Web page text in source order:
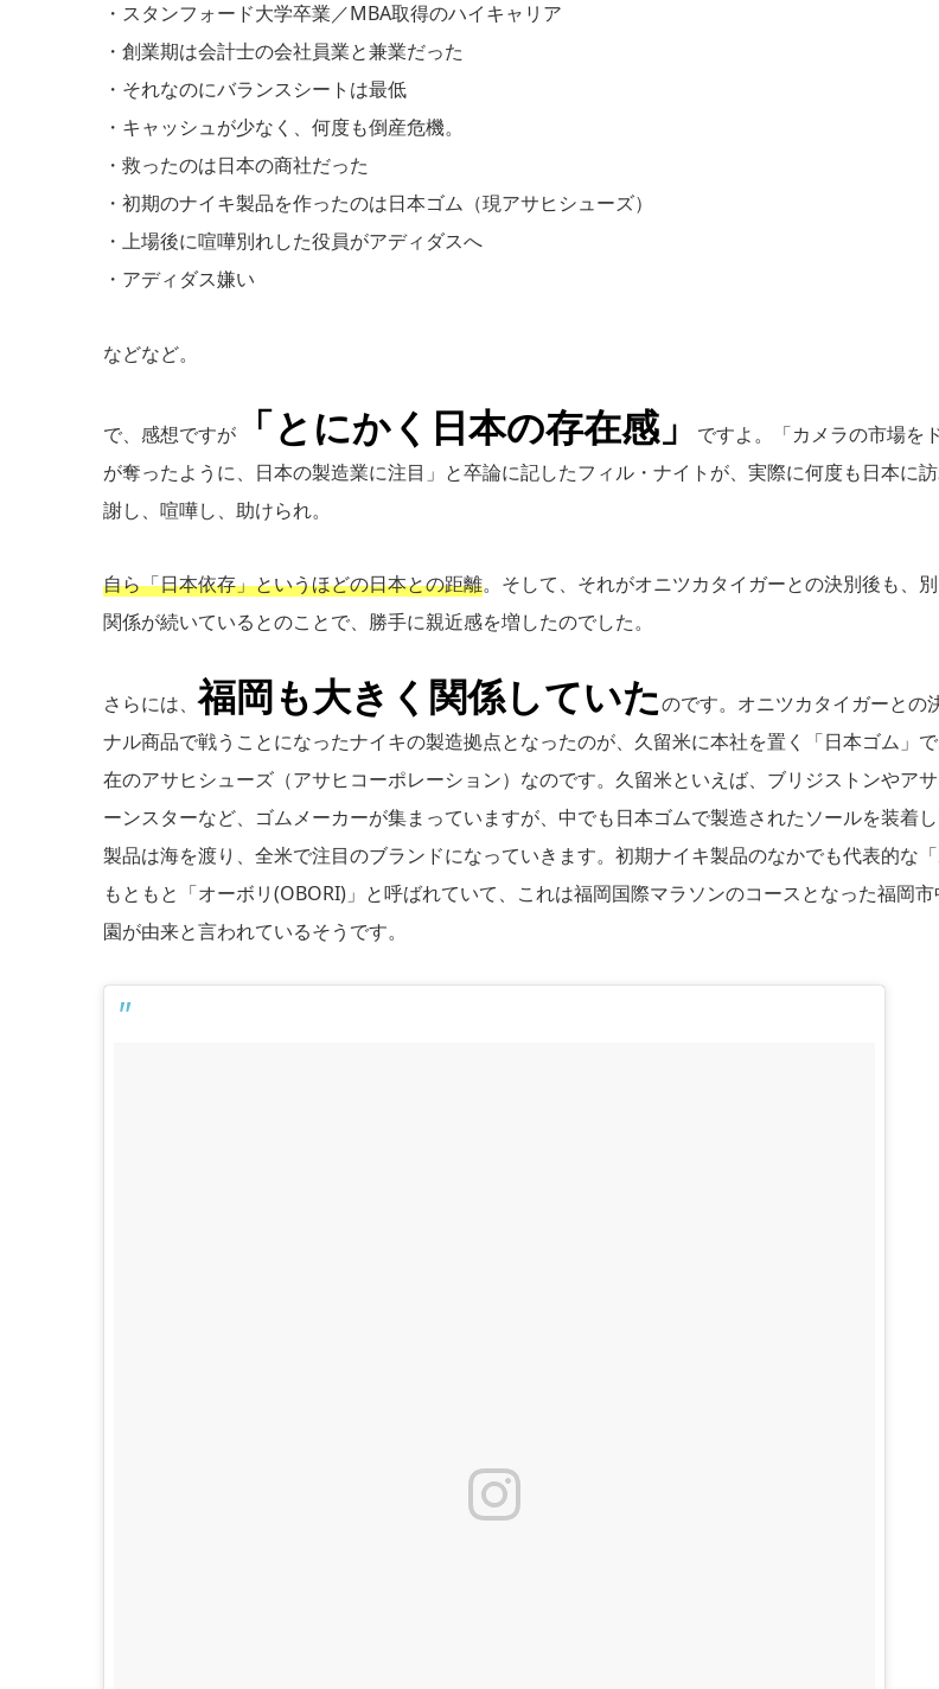
・スタンフォード大学卒業／MBA取得のハイキャリア
・創業期は会計士の会社員業と兼業だった
・それなのにバランスシートは最低
・キャッシュが少なく、何度も倒産危機。
・救ったのは日本の商社だった
・初期のナイキ製品を作ったのは日本ゴム（現アサヒシューズ）
・上場後に喧嘩別れした役員がアディダスへ
・アディダス嫌い
などなど。
で、感想ですが 「とにかく日本の存在感」
ですよ。「カメラの市場を
が奪ったように、日本の製造業に注目」と卒論に記したフィル・ナイトが、実際に何度も日本に
謝し、喧嘩し、助けられ。
自ら「日本依存」というほどの日本との距離。そして、それがオニツカタイガーとの決別後も、
関係が続いているとのことで、勝手に親近感を増したのでした。
さらには、福岡も大きく関係していたのです。オニツカタイガーとの
ナル商品で戦うことになったナイキの製造拠点となったのが、久留米に本社を置く「日本ゴム」
在のアサヒシューズ（アサヒコーポレーション）なのです。久留米といえば、ブリジストンやア
ーンスターなど、ゴムメーカーが集まっていますが、中でも日本ゴムで製造されたソールを装着
製品は海を渡り、全米で注目のブランドになっていきます。初期ナイキ製品のなかでも代表的な「
もともと「オーボリ(OBORI)」と呼ばれていて、これは福岡国際マラソンのコースとなった福岡
園が由来と言われているそうです。